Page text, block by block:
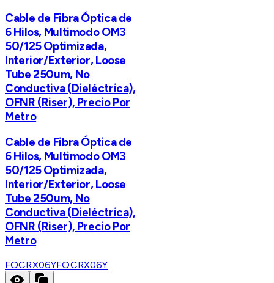
Cable de Fibra Óptica de
6 Hilos, Multimodo OM3
50/125 Optimizada,
Interior/Exterior, Loose
Tube 250um, No
Conductiva (Dieléctrica),
OFNR (Riser), Precio Por
Metro
Cable de Fibra Óptica de
6 Hilos, Multimodo OM3
50/125 Optimizada,
Interior/Exterior, Loose
Tube 250um, No
Conductiva (Dieléctrica),
OFNR (Riser), Precio Por
Metro
FOCRX06YFOCRX06Y